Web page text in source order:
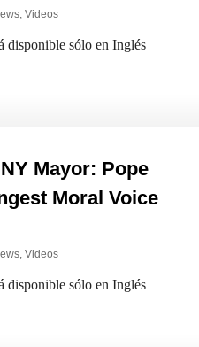
, Videos
disponible sólo en Inglés
Mayor: Pope
Moral Voice
, Videos
disponible sólo en Inglés